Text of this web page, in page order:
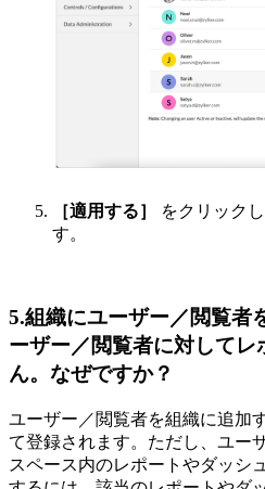
［適用する］
をクリック
す。
5.組織にユーザー／閲覧者
ーザー／閲覧者に対して
ん。なぜですか？
ユーザー／閲覧者を組織に追加
て登録されます。ただし、ユー
スペース内のレポートやダッシ